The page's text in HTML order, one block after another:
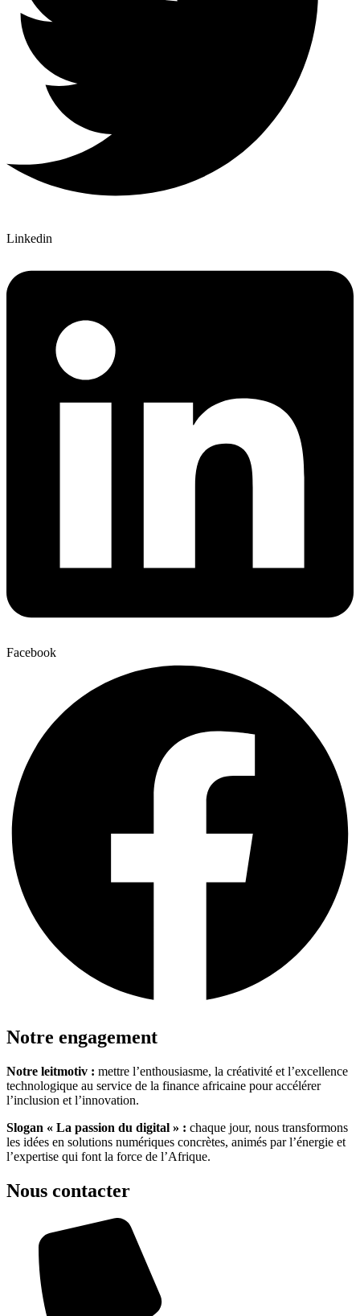
Linkedin
Facebook
Notre engagement
Notre leitmotiv : mettre l’enthousiasme, la créativité et l’excellence
technologique au service de la finance africaine pour accélérer
l’inclusion et l’innovation.
Slogan « La passion du digital » : chaque jour, nous transformons
les idées en solutions numériques concrètes, animés par l’énergie et
l’expertise qui font la force de l’Afrique.
Nous contacter